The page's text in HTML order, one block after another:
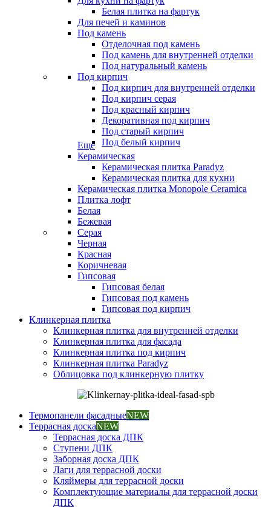
Белая плитка на фартук
Для печей и каминов
Под камень
Отделочная под камень
Под камень для внутренней отделки
Под натуральный камень
Под кирпич
Под кирпич для внутренней отделки
Под кирпич серая
Под красный кирпич
Декоративная под кирпич
Под старый кирпич
Под белый кирпич
Еще
Керамическая
Керамическая плитка Paradyz
Керамическая плитка для кухни
Керамическая плитка Monopole Ceramica
Плитка лофт
Белая
Бежевая
Серая
Черная
Красная
Коричневая
Гипсовая
Гипсовая белая
Гипсовая под камень
Гипсовая под кирпич
Клинкерная плитка
Клинкерная плитка для внутренней отделки
Клинкерная плитка для фасада
Клинкерная плитка под кирпич
Клинкерная плитка Paradyz
Облицовка под клинкерную плитку
Термопанели фасадныеNEW
Террасная доскаNEW
Террасная доска ДПК
Ступени ДПК
Заборная доска ДПК
Лаги для террасной доски
Кляймеры для террасной доски
Комплектующие материалы для террасной доски
ДПК